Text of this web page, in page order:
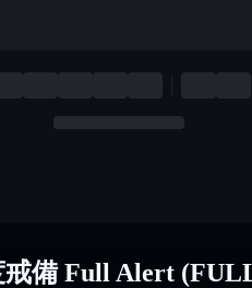
戒備 Full Alert